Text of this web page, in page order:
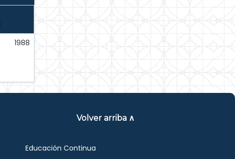
1988
Volver arriba ∧
Educación Continua